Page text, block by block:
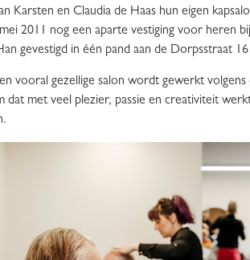
Karsten en Claudia de Haas hun eigen
2011 nog een aparte vestiging voor heren
gevestigd in één pand aan de Dorpsstraat
vooral gezellige salon wordt gewerkt
dat met veel plezier, passie en creativiteit